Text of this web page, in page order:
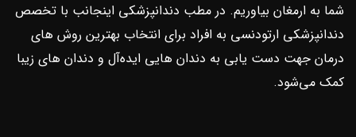
شما به ارمغان بیاوریم. در مطب دندانپزشکی اینجانب با تخصص
دندانپزشکی ارتودنسی به افراد برای انتخاب بهترین روش ‌های
درمان جهت دست یابی به دندان هایی ایده‌آل و دندان های زیبا
کمک می‌شود.